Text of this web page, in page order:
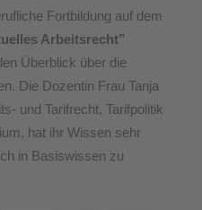
Fortbildung auf dem
Arbeitsrecht”
Überblick über die
Die Dozentin Frau Tanja
und Tarifrecht, Tarifpolitik
hat ihr Wissen sehr
in Basiswissen zu